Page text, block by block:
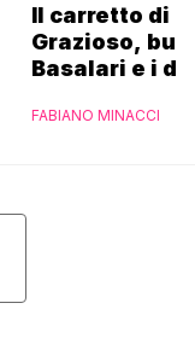
Il carretto di
Grazioso,
Basalari e i
Ferrero”
FABIANO MINACCI